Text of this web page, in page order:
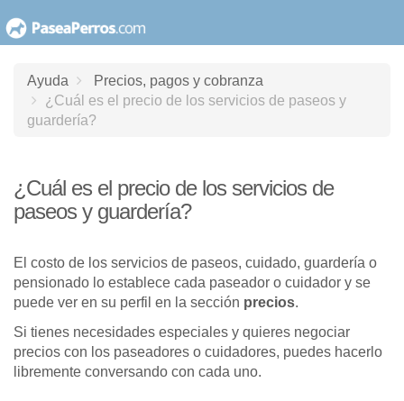
al
contenido
Ayuda
Precios, pagos y cobranza
¿Cuál es el precio de los servicios de paseos y
guardería?
¿Cuál es el precio de los servicios de
paseos y guardería?
El costo de los servicios de paseos, cuidado, guardería o
pensionado lo establece cada paseador o cuidador y se
puede ver en su perfil en la sección precios.
Si tienes necesidades especiales y quieres negociar
precios con los paseadores o cuidadores, puedes hacerlo
libremente conversando con cada uno.